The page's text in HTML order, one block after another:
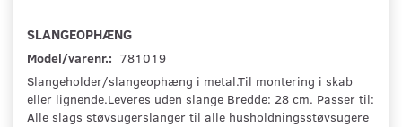
SLANGEOPHÆNG
Model/varenr.: 781019
Slangeholder/slangeophæng i metal.Til montering i skab
eller lignende.Leveres uden slange Bredde: 28 cm. Passer til:
Alle slags støvsugerslanger til alle husholdningsstøvsugere